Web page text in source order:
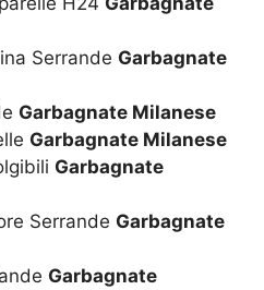
Serrande Garbagnate
Garbagnate Milanese
Garbagnate Milanese
Garbagnate
Serrande Garbagnate
Garbagnate